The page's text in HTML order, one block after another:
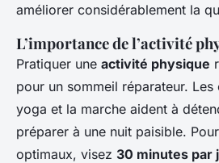
améliorer considérablement la
L’importance de l’activité
Pratiquer une activité physique
pour un sommeil réparateur.
yoga et la marche aident à
préparer à une nuit paisible.
optimaux, visez 30 minutes par